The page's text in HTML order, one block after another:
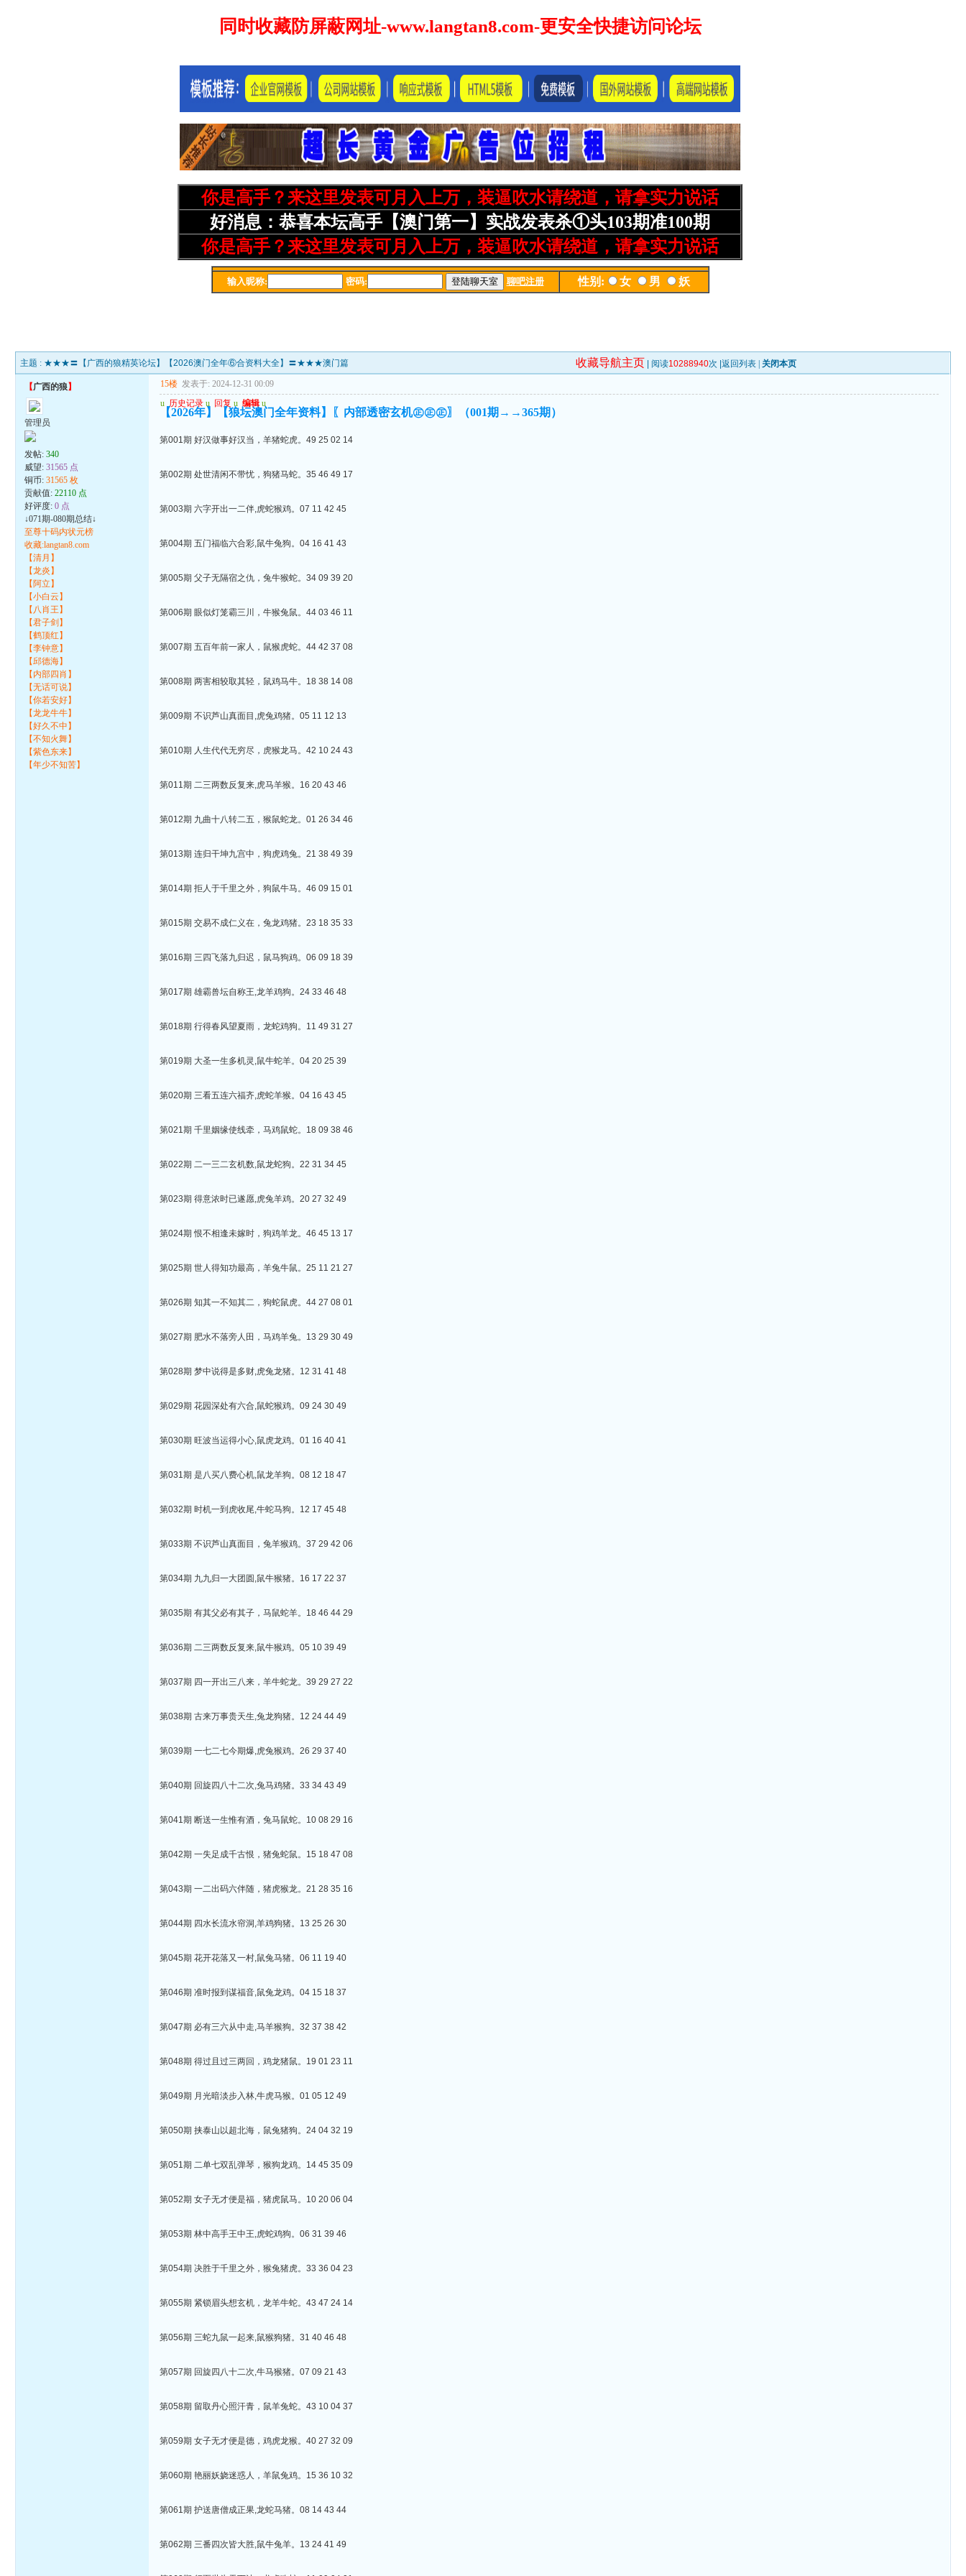
主题 : ★★★〓【广西的狼精英论坛】【2026澳门全年⑥合资料大全】〓★★★澳门篇 收藏导航主页 | 阅读10288940次 |返回列表 关闭本页
【广西的狼】
管理员
发帖:340
威望:31565 点
铜币:31565 枚
贡献值:22110 点
好评度:0 点
↓071期-080期总结↓
至尊十码内状元榜
收藏:langtan8.com
【清月】
【龙炎】
【阿立】
【小白云】
【八肖王】
【君子剑】
【鹤顶红】
【李钟意】
【邱德海】
【内部四肖】
【无话可说】
【你若安好】
【龙龙牛牛】
【好久不中】
【不知火舞】
【紫色东来】
【年少不知苦】
15楼 发表于: 2024-12-31 00:09
u 历史记录 u 回复 u 编辑 u
【2026年】【狼坛澳门全年资料】〖内部透密玄机㊣㊣㊣〗（001期→→365期）
第001期 好汉做事好汉当，羊猪蛇虎。49 25 02 14
第002期 处世清闲不带忧，狗猪马蛇。35 46 49 17
第003期 六字开出一二伴,虎蛇猴鸡。07 11 42 45
第004期 五门福临六合彩,鼠牛兔狗。04 16 41 43
第005期 父子无隔宿之仇，兔牛猴蛇。34 09 39 20
第006期 眼似灯笼霸三川，牛猴兔鼠。44 03 46 11
第007期 五百年前一家人，鼠猴虎蛇。44 42 37 08
第008期 两害相较取其轻，鼠鸡马牛。18 38 14 08
第009期 不识芦山真面目,虎兔鸡猪。05 11 12 13
第010期 人生代代无穷尽，虎猴龙马。42 10 24 43
第011期 二三两数反复来,虎马羊猴。16 20 43 46
第012期 九曲十八转二五，猴鼠蛇龙。01 26 34 46
第013期 连归干坤九宫中，狗虎鸡兔。21 38 49 39
第014期 拒人于千里之外，狗鼠牛马。46 09 15 01
第015期 交易不成仁义在，兔龙鸡猪。23 18 35 33
第016期 三四飞落九归迟，鼠马狗鸡。06 09 18 39
第017期 雄霸兽坛自称王,龙羊鸡狗。24 33 46 48
第018期 行得春风望夏雨，龙蛇鸡狗。11 49 31 27
第019期 大圣一生多机灵,鼠牛蛇羊。04 20 25 39
第020期 三看五连六福齐,虎蛇羊猴。04 16 43 45
第021期 千里姻缘使线牵，马鸡鼠蛇。18 09 38 46
第022期 二一三二玄机数,鼠龙蛇狗。22 31 34 45
第023期 得意浓时已遂愿,虎兔羊鸡。20 27 32 49
第024期 恨不相逢未嫁时，狗鸡羊龙。46 45 13 17
第025期 世人得知功最高，羊兔牛鼠。25 11 21 27
第026期 知其一不知其二，狗蛇鼠虎。44 27 08 01
第027期 肥水不落旁人田，马鸡羊兔。13 29 30 49
第028期 梦中说得是多财,虎兔龙猪。12 31 41 48
第029期 花园深处有六合,鼠蛇猴鸡。09 24 30 49
第030期 旺波当运得小心,鼠虎龙鸡。01 16 40 41
第031期 是八买八费心机,鼠龙羊狗。08 12 18 47
第032期 时机一到虎收尾,牛蛇马狗。12 17 45 48
第033期 不识芦山真面目，兔羊猴鸡。37 29 42 06
第034期 九九归一大团圆,鼠牛猴猪。16 17 22 37
第035期 有其父必有其子，马鼠蛇羊。18 46 44 29
第036期 二三两数反复来,鼠牛猴鸡。05 10 39 49
第037期 四一开出三八来，羊牛蛇龙。39 29 27 22
第038期 古来万事贵天生,兔龙狗猪。12 24 44 49
第039期 一七二七今期爆,虎兔猴鸡。26 29 37 40
第040期 回旋四八十二次,兔马鸡猪。33 34 43 49
第041期 断送一生惟有酒，兔马鼠蛇。10 08 29 16
第042期 一失足成千古恨，猪兔蛇鼠。15 18 47 08
第043期 一二出码六伴随，猪虎猴龙。21 28 35 16
第044期 四水长流水帘洞,羊鸡狗猪。13 25 26 30
第045期 花开花落又一村,鼠兔马猪。06 11 19 40
第046期 准时报到谋福音,鼠兔龙鸡。04 15 18 37
第047期 必有三六从中走,马羊猴狗。32 37 38 42
第048期 得过且过三两回，鸡龙猪鼠。19 01 23 11
第049期 月光暗淡步入林,牛虎马猴。01 05 12 49
第050期 挟泰山以超北海，鼠兔猪狗。24 04 32 19
第051期 二单七双乱弹琴，猴狗龙鸡。14 45 35 09
第052期 女子无才便是福，猪虎鼠马。10 20 06 04
第053期 林中高手王中王,虎蛇鸡狗。06 31 39 46
第054期 决胜于千里之外，猴兔猪虎。33 36 04 23
第055期 紧锁眉头想玄机，龙羊牛蛇。43 47 24 14
第056期 三蛇九鼠一起来,鼠猴狗猪。31 40 46 48
第057期 回旋四八十二次,牛马猴猪。07 09 21 43
第058期 留取丹心照汗青，鼠羊兔蛇。43 10 04 37
第059期 女子无才便是德，鸡虎龙猴。40 27 32 09
第060期 艳丽妖娆迷惑人，羊鼠兔鸡。15 36 10 32
第061期 护送唐僧成正果,龙蛇马猪。08 14 43 44
第062期 三番四次皆大胜,鼠牛兔羊。13 24 41 49